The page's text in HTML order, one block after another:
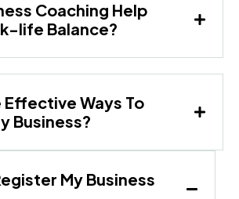
Coaching Help
life Balance?
Effective Ways To
Business?
My Business